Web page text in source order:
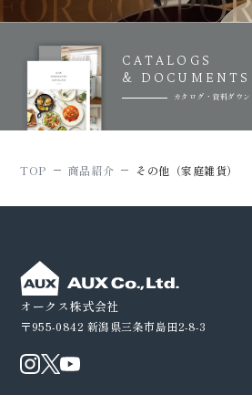
CATALOGS
& DOCUMENTS
カタログ・資料ダウン
TOP 商品紹介 その他（家庭雑貨）
オークス株式会社
〒955-0842 新潟県三条市島田2-8-3